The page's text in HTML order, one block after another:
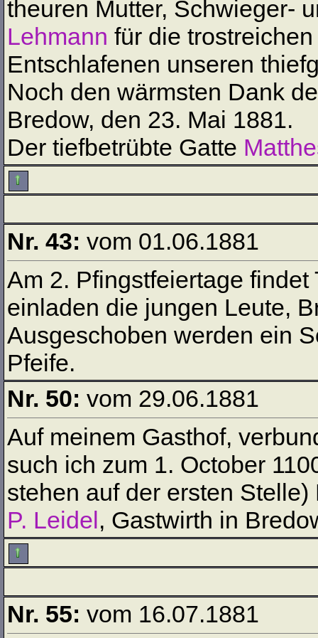
theuren Mutter, Schwieger-
Lehmann für die
Entschlafenen unseren
Noch den wärmsten Dank
Bredow, den 23. Mai 1881.
Der tiefbetrübte Gatte
Nr. 43: vom 01.06.1881
Am 2. Pfingstfeiertage
einladen die jungen Leute,
Ausgeschoben werden ein
Pfeife.
Nr. 50: vom 29.06.1881
Auf meinem Gasthof,
such ich zum 1. October
stehen auf der ersten
P. Leidel, Gastwirth in
Nr. 55: vom 16.07.1881